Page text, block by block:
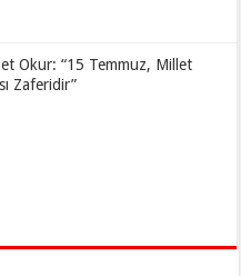
Okur: “15 Temmuz, Millet
Zaferidir”